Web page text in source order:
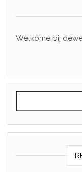
Welkome bij